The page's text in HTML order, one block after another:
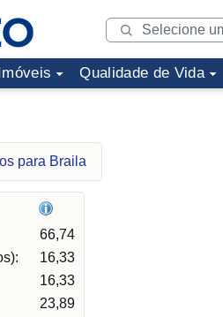
Qualidade de Vida
para Braila
66,74
16,33
16,33
23,89